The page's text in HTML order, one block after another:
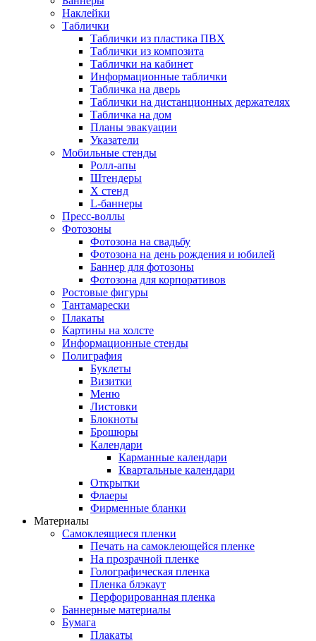
Наклейки
Таблички
Таблички из пластика ПВХ
Таблички из композита
Таблички на кабинет
Информационные таблички
Табличка на дверь
Таблички на дистанционных держателях
Табличка на дом
Планы эвакуации
Указатели
Мобильные стенды
Ролл-апы
Штендеры
Х стенд
L-баннеры
Пресс-воллы
Фотозоны
Фотозона на свадьбу
Фотозона на день рождения и юбилей
Баннер для фотозоны
Фотозона для корпоративов
Ростовые фигуры
Тантамарески
Плакаты
Картины на холсте
Информационные стенды
Полиграфия
Буклеты
Визитки
Меню
Листовки
Блокноты
Брошюры
Календари
Карманные календари
Квартальные календари
Открытки
Флаеры
Фирменные бланки
Материалы
Самоклеящиеся пленки
Печать на самоклеющейся пленке
На прозрачной пленке
Голографическая пленка
Пленка блэкаут
Перфорированная пленка
Баннерные материалы
Бумага
Плакаты